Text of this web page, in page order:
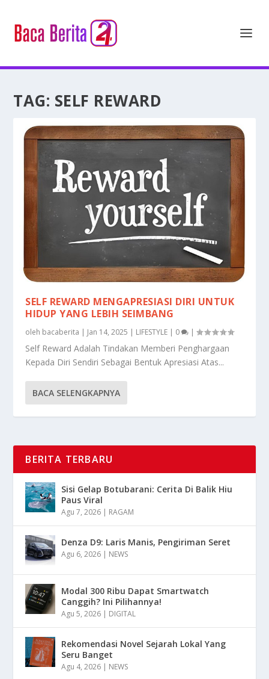
TAG: SELF REWARD
SELF REWARD MENGAPRESIASI DIRI UNTUK
HIDUP YANG LEBIH SEIMBANG
oleh bacaberita | Jan 14, 2025 | LIFESTYLE | 0 |
Self Reward Adalah Tindakan Memberi Penghargaan
Kepada Diri Sendiri Sebagai Bentuk Apresiasi Atas...
BACA SELENGKAPNYA
BERITA TERBARU
Sisi Gelap Botubarani: Cerita Di Balik Hiu
Paus Viral
Agu 7, 2026 | RAGAM
Denza D9: Laris Manis, Pengiriman Seret
Agu 6, 2026 | NEWS
Modal 300 Ribu Dapat Smartwatch
Canggih? Ini Pilihannya!
Agu 5, 2026 | DIGITAL
Rekomendasi Novel Sejarah Lokal Yang
Seru Banget
Agu 4, 2026 | NEWS